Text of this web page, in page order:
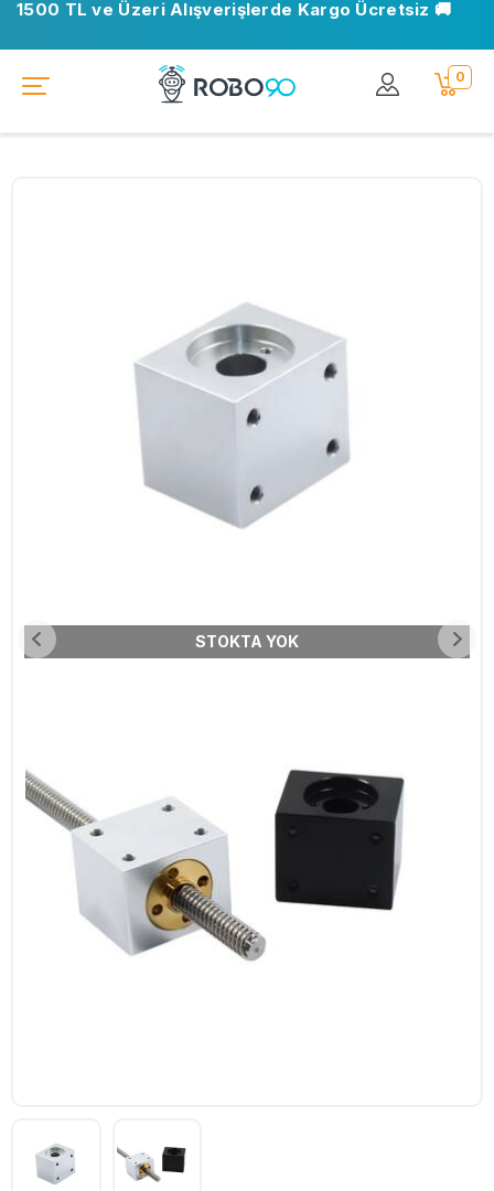
1500 TL ve Üzeri Alışverişlerde Kargo Ücretsiz 🚚
0
STOKTA YOK